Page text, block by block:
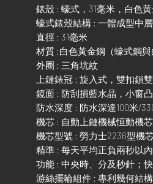
錶殼 : 蠔式，31毫米，白色
蠔式錶殼結構 : 一體成型中
直徑 : 31毫米
材質 :白色黃金鋼（蠔式鋼與
外圈 : 三角坑紋
上鏈錶冠 : 旋入式，雙扣鎖
鏡面 : 防刮損藍水晶，小窗
防水深度 : 防水深達100米/
機芯 : 自動上鏈機械恒動機芯
機芯型號 : 勞力士2236型機
精準 : 每天平均正負兩秒以
功能 : 中央時、分及秒針；
游絲擺輪組件 : 專利幾何結